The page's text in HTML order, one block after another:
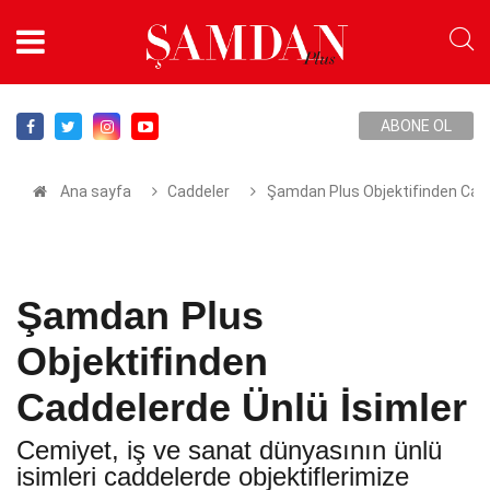
ABONE OL
Ana sayfa Caddeler Şamdan Plus Objektifinden
Şamdan Plus
Objektifinden
Caddelerde Ünlü İsimler
Cemiyet, iş ve sanat dünyasının ünlü
isimleri caddelerde objektiflerimize